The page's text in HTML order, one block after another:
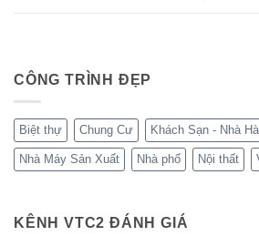
CÔNG TRÌNH ĐẸP
Biệt thự Chung Cư Khách Sạn - Nhà
Nhà Máy Sản Xuất Nhà phố Nội thất
KÊNH VTC2 ĐÁNH GIÁ